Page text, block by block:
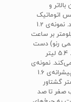
و
اتوماتیک
6سرعته دوکلاچه و دستی 5سرعته استفاده شد. نمونه‌ی 1.2
به توربو، توانست به سرعت 199 کیلومتر بر ساعت
رسمی رنو) دست
پیدا کند که کلیو برای رسیدن به این اعداد فقط 5.4 لیتر
می‌کند. نمونه‌ی
مورد بحث ما رنو Clio RS CUP است که از یک پیشرانه‌ی 1.6
اسب بخار و 240 نیوتن‌متر گشتاور
شتاب صفر تا صد